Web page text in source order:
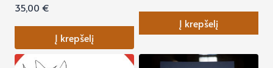
35,00 €
Į krepšelį
Į krepšelį